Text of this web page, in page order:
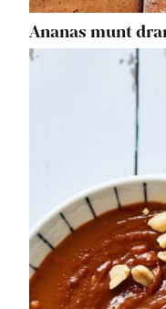
Ananas munt